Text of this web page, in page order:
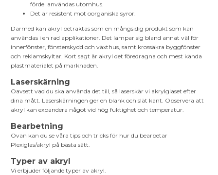
fördel användas utomhus.
Det är resistent mot oorganiska syror.
Därmed kan akryl betraktas som en mångsidig produkt som kan
användas i en rad applikationer. Det lämpar sig bland annat väl för
innerfönster, fönsterskydd och växthus, samt krossäkra byggfönster
och reklamskyltar. Kort sagt är akryl det föredragna och mest kända
plastmaterialet på marknaden.
Laserskärning
Oavsett vad du ska använda det till, så laserskär vi akrylglaset efter
dina mått. Laserskärningen ger en blank och slät kant. Observera att
akryl kan expandera något vid hög fuktighet och temperatur.
Bearbetning
Ovan kan du se våra tips och tricks för hur du bearbetar
Plexiglas/akryl på bästa sätt.
Typer av akryl
Vi erbjuder följande typer av akryl.